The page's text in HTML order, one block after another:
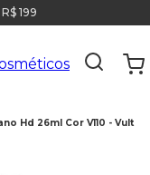
199
Hd 26ml Cor V110 - Vult